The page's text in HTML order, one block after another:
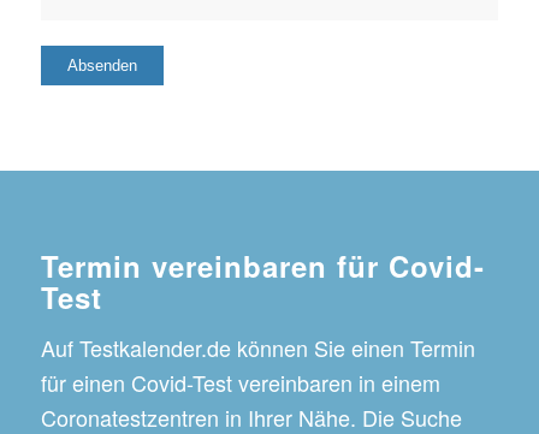
Termin vereinbaren für Covid-
Test
Auf Testkalender.de können Sie einen Termin
für einen Covid-Test vereinbaren in einem
Coronatestzentren in Ihrer Nähe. Die Suche